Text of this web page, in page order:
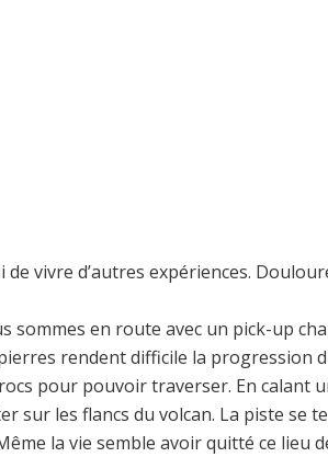
vivre d’autres expériences.
en route avec un pick-up
rendent difficile la progression
pour pouvoir traverser. En calant
les flancs du volcan. La piste se
la vie semble avoir quitté ce